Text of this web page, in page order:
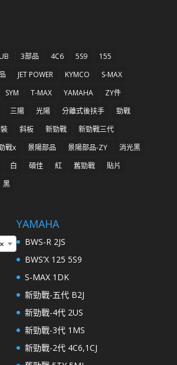
3部品 4C6 5S9
155
JET POWER KYMCO
S-MAX
SYM T-MAX YAMAHA
ZY件
三陽 光陽 分離式後扶手
勁戰
斜板 新勁戰
新勁戰三代
戰x 景陽部品 景陽部品-ZY
消光黑
白 碩佳 紅 舊勁戰
貼片
黑
×
YAMAHA
BWS-R 2JS
BWS’X 125 5S9
S-MAX 1DK
新勁戰-五代 B2J
新勁戰-4代 2US
新勁戰-3代 1MS
新勁戰-2代 4C6,1CJ